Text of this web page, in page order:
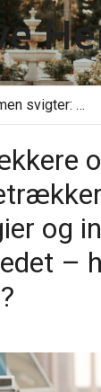
Når strømmen svigter: Alt du skal vide, før du ringer til en akut elektriker
Kloakseparering: Det skal du vide om priser, regler og gravearbejde
og
–